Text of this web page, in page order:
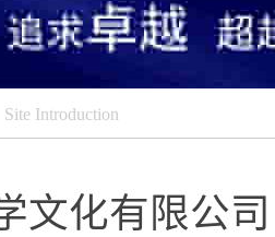
Site Introduction
化有限公司